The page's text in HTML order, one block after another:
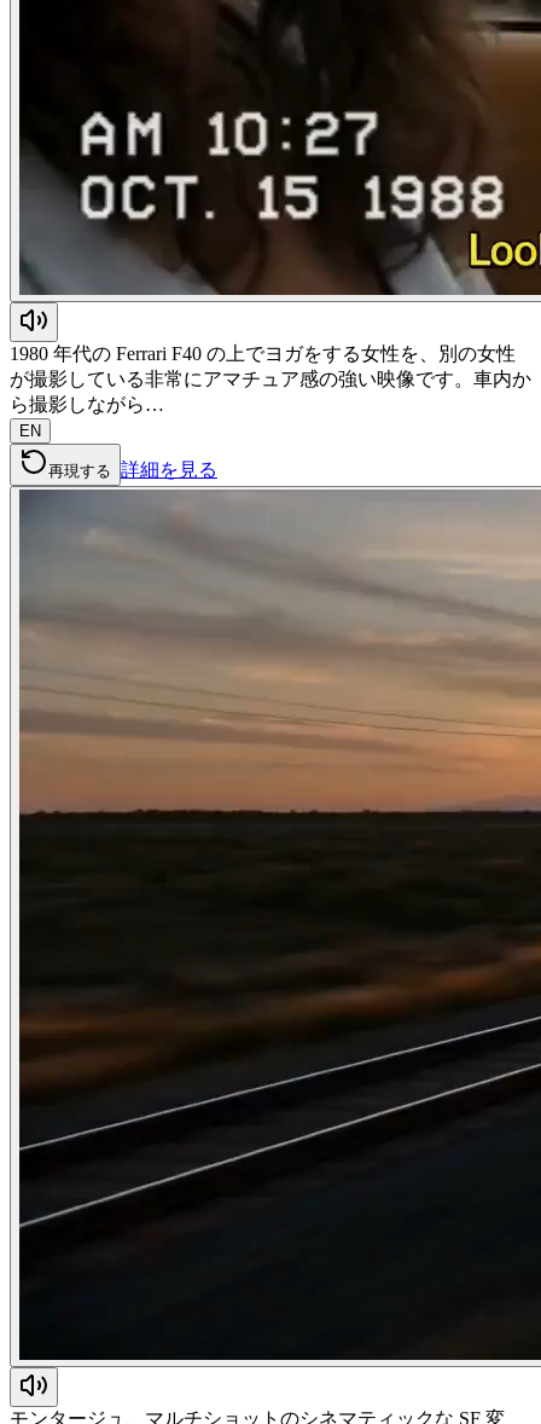
1980 年代の Ferrari F40 の上でヨガをする女性を、別の女性
が撮影している非常にアマチュア感の強い映像です。車内か
ら撮影しながら…
EN
再現する 詳細を見る
モンタージュ、マルチショットのシネマティックな SF 変